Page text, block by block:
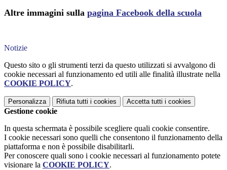
Altre immagini sulla pagina Facebook della scuola
Notizie
Questo sito o gli strumenti terzi da questo utilizzati si avvalgono di
cookie necessari al funzionamento ed utili alle finalità illustrate nella
COOKIE POLICY.
Personalizza Rifiuta tutti i cookies Accetta tutti i cookies
Gestione cookie
In questa schermata è possibile scegliere quali cookie consentire.
I cookie necessari sono quelli che consentono il funzionamento della
piattaforma e non è possibile disabilitarli.
Per conoscere quali sono i cookie necessari al funzionamento potete
visionare la COOKIE POLICY.